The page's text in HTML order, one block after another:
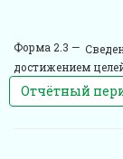
Форма 2.3 —
достижением
Отчётный